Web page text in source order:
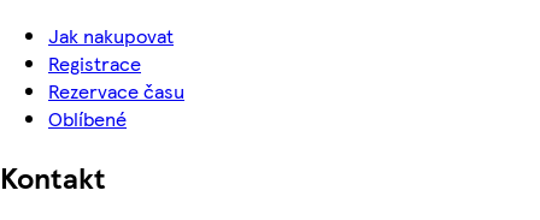
Jak nakupovat
Registrace
Rezervace času
Oblíbené
Kontakt